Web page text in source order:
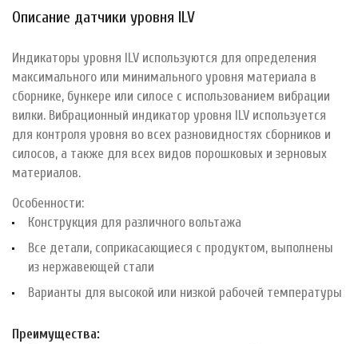
Описание датчики уровня ILV
Индикаторы уровня ILV используются для определения
максимального или минимального уровня материала в
сборнике, бункере или силосе с использованием вибрации
вилки. Вибрационный индикатор уровня ILV используется
для контроля уровня во всех разновидностях сборников и
силосов, а также для всех видов порошковых и зерновых
материалов.
Особенности:
Конструкция для различного вольтажа
Все детали, соприкасающиеся с продуктом, выполнены
из нержавеющей стали
Варианты для высокой или низкой рабочей температуры
Преимущества: